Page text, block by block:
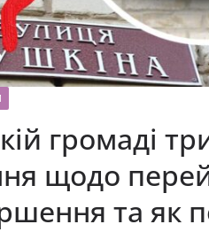
громаді
щодо
та як